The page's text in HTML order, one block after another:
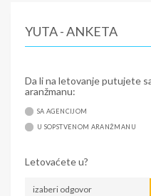
YUTA - ANKETA
Da li na letovanje putujete
aranžmanu:
SA AGENCIJOM
U SOPSTVENOM ARANŽMANU
Letovaćete u?
izaberi odgovor